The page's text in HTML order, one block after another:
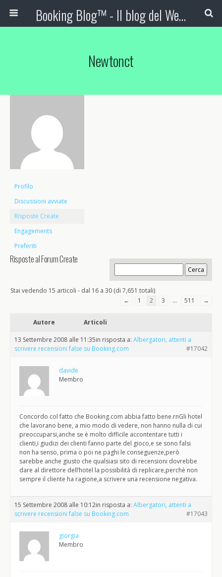
Booking Blog™ - Il blog del Web Marketing Turistico
Newtonct
Profilo
Discussioni avviate
Risposte Create
Engagements
Preferiti
Risposte al Forum Create
Stai vedendo 15 articoli - dal 16 a 30 (di 7,651 totali)
←
1 2 3 … 511 →
Autore Articoli
13 Settembre 2008 alle 11:35in risposta a: Albergatori, attenti a
scrivere recensioni false su Booking.com
#17042
davide
Membro
Concordo col fatto che Booking.com abbia fatto bene.rnGli hotel
che lavorano bene, a mio modo di vedere, non hanno nulla di cui
preoccuparsi,anche se è molto difficile accontentare tutti i
clienti,i giudizi dei clienti fanno parte del gioco,e se sono falsi
non ha senso, prima o poi ne paghi le conseguenze,però
sarebbe anche giusto che qualsiasi sito di recensioni dovrebbe
dare al direttore dell’hotel la possibilità di replicare,perchè non
sempre il cliente ha ragione,a scrivere una recensione negativa.
15 Settembre 2008 alle 10:12in risposta a: Albergatori, attenti a
scrivere recensioni false su Booking.com
#17043
giorgia
Membro